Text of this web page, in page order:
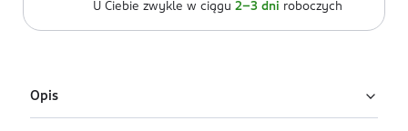
U Ciebie zwykle w ciągu 2-3 dni roboczych
Opis